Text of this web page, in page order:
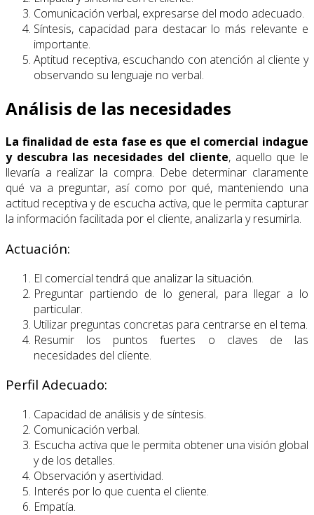
Comunicación verbal, expresarse del modo adecuado.
Síntesis, capacidad para destacar lo más relevante e
importante.
Aptitud receptiva, escuchando con atención al cliente y
observando su lenguaje no verbal.
Análisis de las necesidades
La finalidad de esta fase es que el comercial indague
y descubra las necesidades del cliente, aquello que le
llevaría a realizar la compra. Debe determinar claramente
qué va a preguntar, así como por qué, manteniendo una
actitud receptiva y de escucha activa, que le permita capturar
la información facilitada por el cliente, analizarla y resumirla.
Actuación:
El comercial tendrá que analizar la situación.
Preguntar partiendo de lo general, para llegar a lo
particular.
Utilizar preguntas concretas para centrarse en el tema.
Resumir los puntos fuertes o claves de las
necesidades del cliente.
Perfil Adecuado:
Capacidad de análisis y de síntesis.
Comunicación verbal.
Escucha activa que le permita obtener una visión global
y de los detalles.
Observación y asertividad.
Interés por lo que cuenta el cliente.
Empatía.